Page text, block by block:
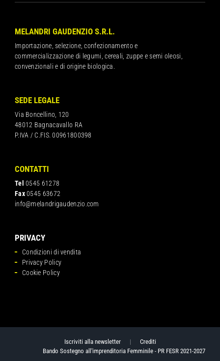
MELANDRI GAUDENZIO S.R.L.
Importazione, selezione, confezionamento e
commercializzazione di legumi, cereali, zuppe e semi oleosi,
convenzionali e di origine biologica.
SEDE LEGALE
Via Boncellino, 120
48012 Bagnacavallo RA
P.IVA / C.FIS. 00961800398
CONTATTI
Tel 0545 61278
Fax0545 63672
info@melandrigaudenzio.com
PRIVACY
Condizioni di vendita
Privacy Policy
Cookie Policy
Iscriviti alla newsletter| Crediti
Bando Sostegno all'imprenditoria Femminile - PR FESR 2021-2027